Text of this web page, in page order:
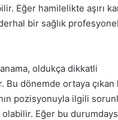
Eğer hamilelikte aşırı
bir sağlık
oldukça dikkatli
dönemde ortaya çıkan
pozisyonuyla ilgili
Eğer bu